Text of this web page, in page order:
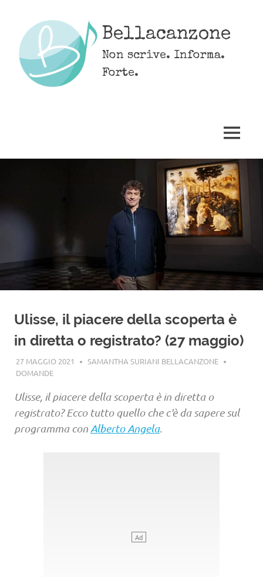
content
Bellacanzone
Non scrive. Informa.
Forte.
MENU
Ulisse, il piacere della scoperta è
in diretta o registrato? (27 maggio)
27 MAGGIO 2021
SAMANTHA SURIANI BELLACANZONE
DOMANDE
Ulisse, il piacere della scoperta è in diretta o
registrato? Ecco tutto quello che c'è da sapere sul
programma con Alberto Angela.